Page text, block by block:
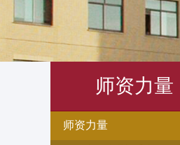
师资力量
师资力量